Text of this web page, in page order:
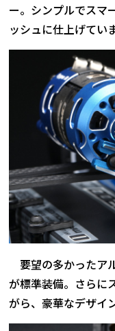
ー。シンプルでスマ
ッシュに仕上げていま
要望の多かったア
が標準装備。さらに
がら、豪華なデザイ